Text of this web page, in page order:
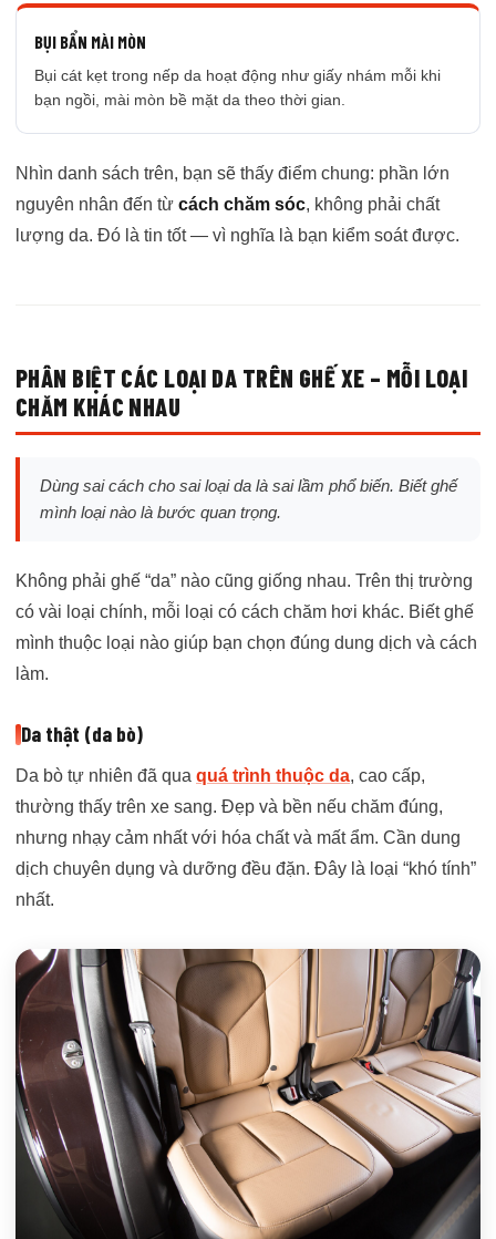
BỤI BẨN MÀI MÒN
Bụi cát kẹt trong nếp da hoạt động như giấy nhám mỗi khi
bạn ngồi, mài mòn bề mặt da theo thời gian.
Nhìn danh sách trên, bạn sẽ thấy điểm chung: phần lớn
nguyên nhân đến từ cách chăm sóc, không phải chất
lượng da. Đó là tin tốt — vì nghĩa là bạn kiểm soát được.
PHÂN BIỆT CÁC LOẠI DA TRÊN GHẾ XE – MỖI LOẠI
CHĂM KHÁC NHAU
Dùng sai cách cho sai loại da là sai lầm phổ biến. Biết ghế
mình loại nào là bước quan trọng.
Không phải ghế “da” nào cũng giống nhau. Trên thị trường
có vài loại chính, mỗi loại có cách chăm hơi khác. Biết ghế
mình thuộc loại nào giúp bạn chọn đúng dung dịch và cách
làm.
Da thật (da bò)
Da bò tự nhiên đã qua quá trình thuộc da, cao cấp,
thường thấy trên xe sang. Đẹp và bền nếu chăm đúng,
nhưng nhạy cảm nhất với hóa chất và mất ẩm. Cần dung
dịch chuyên dụng và dưỡng đều đặn. Đây là loại “khó tính”
nhất.